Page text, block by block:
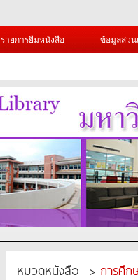
รายการยืมหนังสือ ข้อมูลส่ว
หมวดหนังสือ -> การศึก